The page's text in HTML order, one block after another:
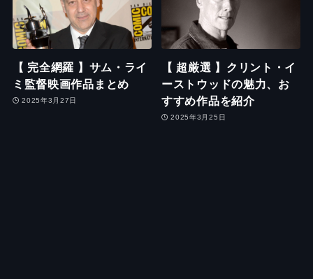
【 完全網羅 】サム・ライ
ミ監督映画作品まとめ
2025年3月27日
【 超厳選 】クリント・イ
ーストウッドの魅力、お
すすめ作品を紹介
2025年3月25日